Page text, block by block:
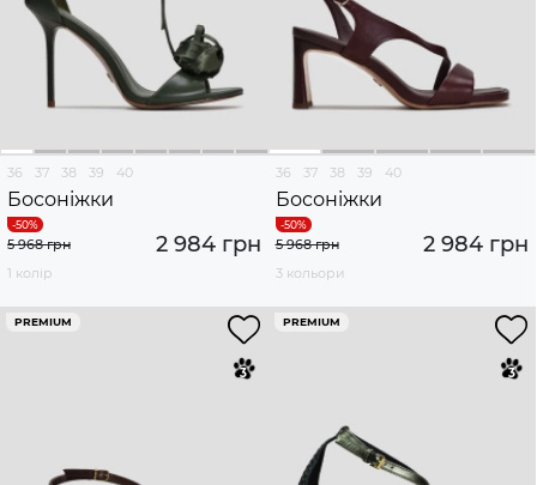
36 37 38 39 40
Босоніжки
2 984 грн
5 968 грн
1 колір
36 37 38 39 40
Босоніжки
2 984 грн
5 968 грн
3 кольори
PREMIUM PREMIUM